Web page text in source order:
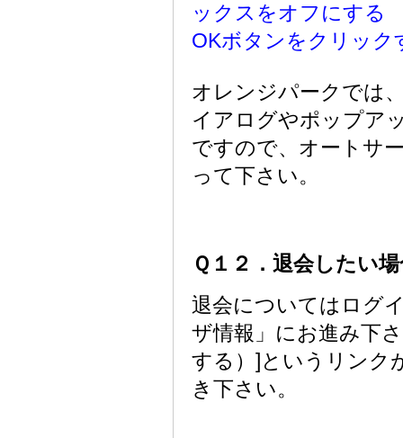
ックスをオフにする
OKボタンをクリック
オレンジパークでは
イアログやポップア
ですので、オートサ
って下さい。
Ｑ１２．退会したい
退会についてはログ
ザ情報」にお進み下
する）]というリンク
き下さい。